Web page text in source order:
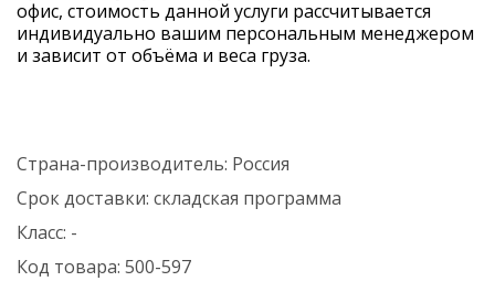
офис, стоимость данной услуги рассчитывается
индивидуально вашим персональным менеджером
и зависит от объёма и веса груза.
Страна-производитель: Россия
Срок доставки: складская программа
Класс: -
Код товара: 500-597